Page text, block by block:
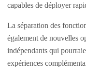
capables de déployer
La séparation des
également de nouvelles
indépendants qui
expériences